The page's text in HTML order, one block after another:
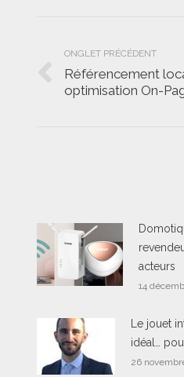
deONGLET PRÉCÉDENT
Onglet
précédent
Référencement
optimisation On-
acteurs
14
Le jouet
idéal…
26